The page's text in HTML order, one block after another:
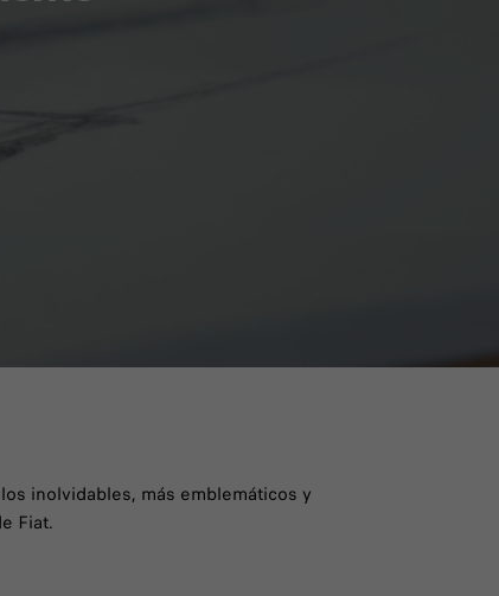
inolvidables, más emblemáticos y
Fiat.